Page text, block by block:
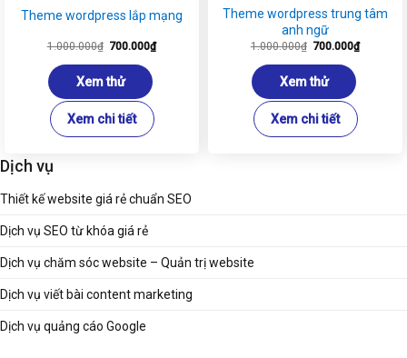
Theme wordpress lắp mạng
1.000.000₫ Giá
là:
1.000.000₫.
700.000₫Giá
hiện
Xem thử
Xem chi tiết
Theme wordpress trung tâm
anh ngữ
1.000.000₫ Giá
là:
1.000.000₫.
700.000₫Giá
hiện
Xem thử
Xem chi tiết
Dịch vụ
Thiết kế website giá rẻ chuẩn SEO
Dịch vụ SEO từ khóa giá rẻ
Dịch vụ chăm sóc website – Quản trị website
Dịch vụ viết bài content marketing
Dịch vụ quảng cáo Google